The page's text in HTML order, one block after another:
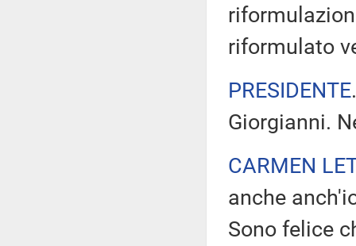
riformulato
PRESIDENTE
Giorgianni.
CARMEN
anche
Sono felice